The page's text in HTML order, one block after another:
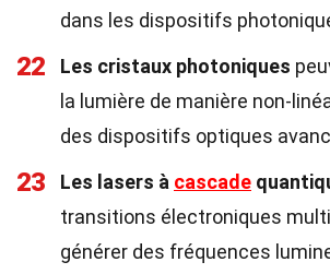
dans les dispositifs
22 Les cristaux photoniques
la lumière de manière non-
des dispositifs optiques
23 Les lasers à cascade
transitions électroniques
générer des fréquences